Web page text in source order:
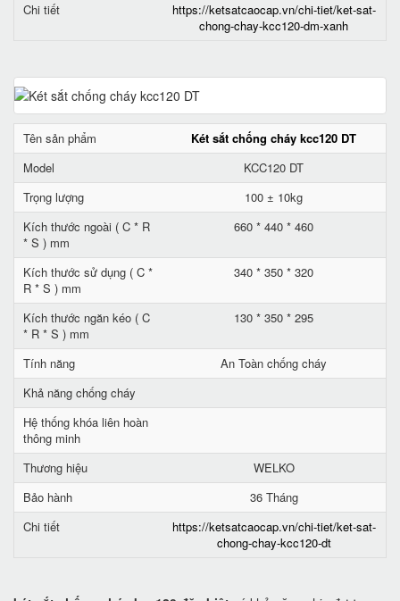
Chi tiết
https://ketsatcaocap.vn/chi-tiet/ket-sat-
chong-chay-kcc120-dm-xanh
Tên sản phẩm
Két sắt chống cháy kcc120 DT
Model
KCC120 DT
Trọng lượng
100 ± 10kg
Kích thước ngoài ( C * R
* S ) mm
660 * 440 * 460
Kích thước sử dụng ( C *
R * S ) mm
340 * 350 * 320
Kích thước ngăn kéo ( C
* R * S ) mm
130 * 350 * 295
Tính năng
An Toàn chống cháy
Khả năng chống cháy
Hệ thống khóa liên hoàn
thông minh
Thương hiệu
WELKO
Bảo hành
36 Tháng
Chi tiết
https://ketsatcaocap.vn/chi-tiet/ket-sat-
chong-chay-kcc120-dt